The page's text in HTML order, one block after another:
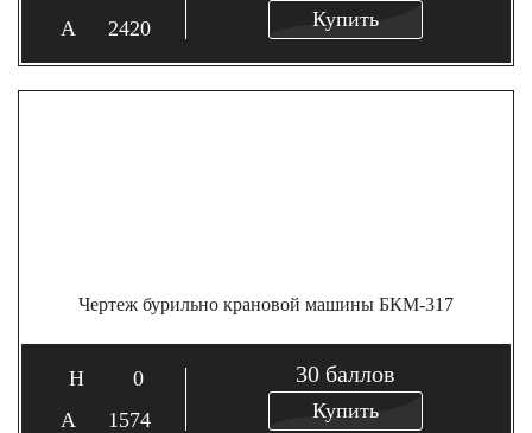
2420
Купить
Чертеж бурильно крановой машины БКМ-317
0
1574
30 баллов
Купить